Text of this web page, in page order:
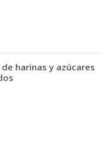
harinas y azúcares